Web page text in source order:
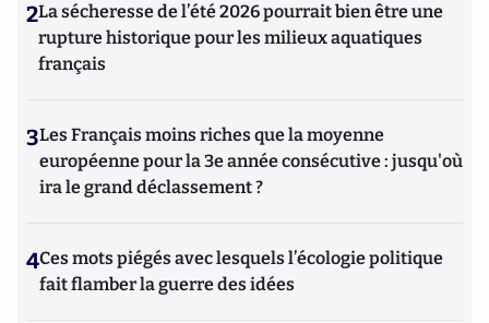
2La sécheresse de l’été 2026 pourrait bien être une
rupture historique pour les milieux aquatiques
français
3Les Français moins riches que la moyenne
européenne pour la 3e année consécutive : jusqu'où
ira le grand déclassement ?
4Ces mots piégés avec lesquels l’écologie politique
fait flamber la guerre des idées